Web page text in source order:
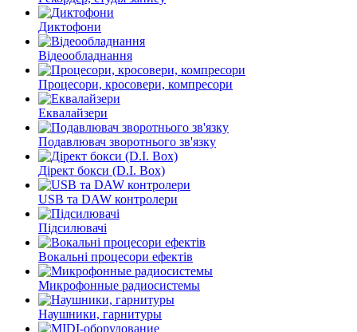
Диктофони
Відеообладнання
Процесори, кросовери, компресори
Еквалайзери
Подавлювач зворотнього зв'язку
Дірект бокси (D.I. Box)
USB та DAW контролери
Підсилювачі
Вокальні процесори ефектів
Микрофонные радиосистемы
Наушники, гарнитуры